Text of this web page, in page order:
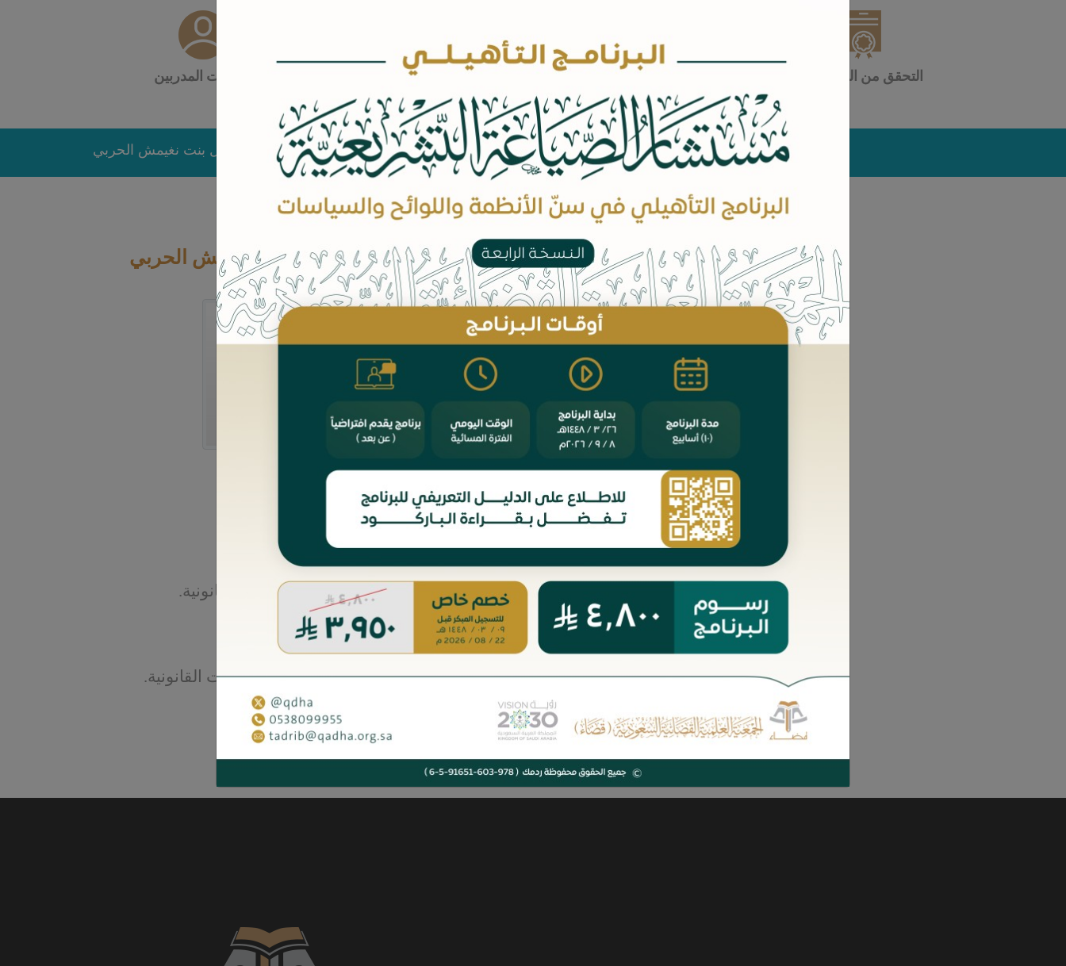
صفحات المدربين أرشيف الدورات التدريبية أرشيف البرامج المجانية التحقق من الشهادات
صفحات المدربين/ سعادة الدكتورة/ مشاعل بنت نغيمش الحربي
سعادة الدكتورة/ مشاعل بنت نغيمش الحربي
مفهوم وأهمية الاستشارة القانونية.
عجلة التوازن للمستشارة القانونية.
مفهوم الكوتشنج في الاستشارات القانونية.
لماذا الكوتشنج في الاستشارات القانونية.
مثلث ومبادئ الكوتشنج في الاستشارات القانونية.
حقوق وواجبات طالب الاستشارة.
مهارات الكوتش القانوني.
أدوات الكوتشنج المستخدمة في الاستشارات القانونية.
أخطاء شائعة تقع فيها المستشارة القانونية.
نماذج وتطبيقات لاستشارات قانونية.